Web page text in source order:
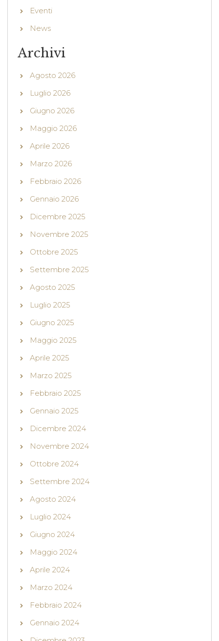
Eventi
News
Archivi
Agosto 2026
Luglio 2026
Giugno 2026
Maggio 2026
Aprile 2026
Marzo 2026
Febbraio 2026
Gennaio 2026
Dicembre 2025
Novembre 2025
Ottobre 2025
Settembre 2025
Agosto 2025
Luglio 2025
Giugno 2025
Maggio 2025
Aprile 2025
Marzo 2025
Febbraio 2025
Gennaio 2025
Dicembre 2024
Novembre 2024
Ottobre 2024
Settembre 2024
Agosto 2024
Luglio 2024
Giugno 2024
Maggio 2024
Aprile 2024
Marzo 2024
Febbraio 2024
Gennaio 2024